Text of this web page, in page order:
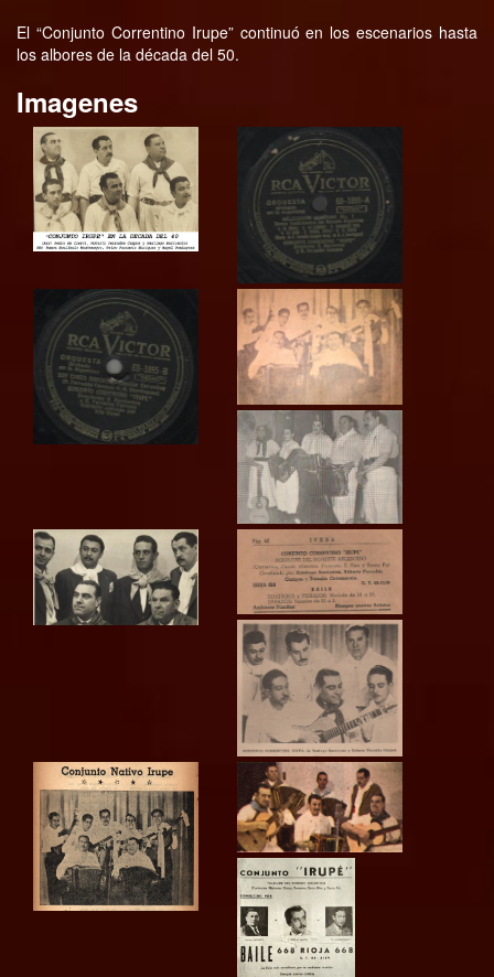
El “Conjunto Correntino Irupe” continuó en los escenarios hasta
los albores de la década del 50.
Imagenes